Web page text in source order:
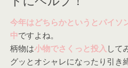
今年はどちらかというとパイソ
中ですよね。
柄物は小物でさくっと投入 して
グッとオシャレになったり引き